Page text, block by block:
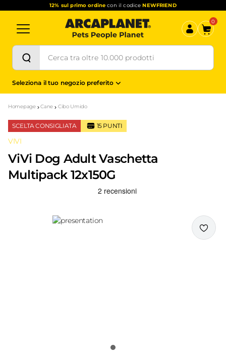
12% sul primo ordine con il codiceNEWFRIEND
0
Seleziona il tuo negozio preferito
Homepage Cane Cibo Umido
SCELTA CONSIGLIATA 15PUNTI
VIVI
ViVi Dog Adult Vaschetta
Multipack 12x150G
Recensioni Truspilot del prodotto